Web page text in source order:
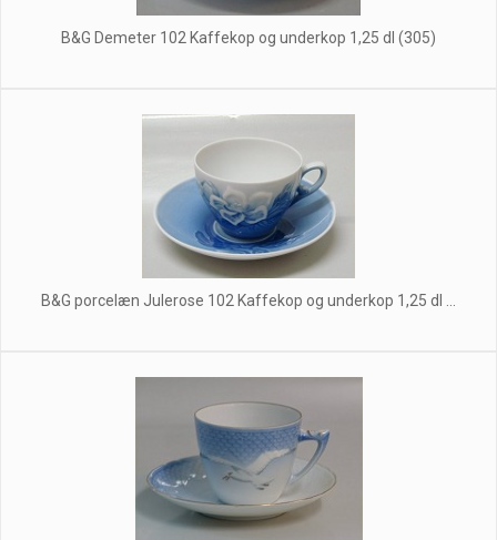
B&G Demeter 102 Kaffekop og underkop 1,25 dl (305)
B&G porcelæn Julerose 102 Kaffekop og underkop 1,25 dl ...